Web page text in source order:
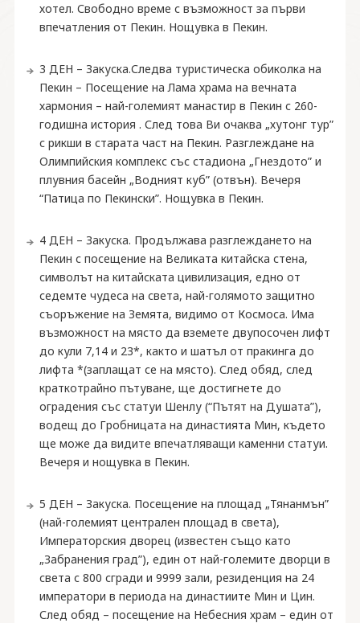
хотел. Свободно време с възможност за първи
впечатления от Пекин. Нощувка в Пекин.
3 ДЕН – Закуска.Следва туристическа обиколка на
Пекин – Посещение на Лама храма на вечната
хармония – най-големият манастир в Пекин с 260-
годишна история . След това Ви очаква „хутонг тур”
с рикши в старата част на Пекин. Разглеждане на
Олимпийския комплекс със стадиона „Гнездото” и
плувния басейн „Водният куб” (отвън). Вечеря
“Патица по Пекински”. Нощувка в Пекин.
4 ДЕН – Закуска. Продължава разглеждането на
Пекин с посещение на Великата китайска стена,
символът на китайската цивилизация, едно от
седемте чудеса на света, най-голямото защитно
съоръжение на Земята, видимо от Космоса. Има
възможност на място да вземете двупосочен лифт
до кули 7,14 и 23*, както и шатъл от пракинга до
лифта *(заплащат се на място). След обяд, след
краткотрайно пътуване, ще достигнете до
оградения със статуи Шенлу (“Пътят на Душата”),
водещ до Гробницата на династията Мин, където
ще може да видите впечатляващи каменни статуи.
Вечеря и нощувка в Пекин.
5 ДЕН – Закуска. Посещение на площад „Тянанмън”
(най-големият централен площад в света),
Императорския дворец (известен също като
„Забранения град”), един от най-големите дворци в
света с 800 сгради и 9999 зали, резиденция на 24
императори в периода на династиите Мин и Цин.
След обяд – посещение на Небесния храм – един от